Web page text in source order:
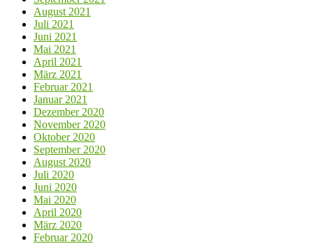
August 2021
Juli 2021
Juni 2021
Mai 2021
April 2021
März 2021
Februar 2021
Januar 2021
Dezember 2020
November 2020
Oktober 2020
September 2020
August 2020
Juli 2020
Juni 2020
Mai 2020
April 2020
März 2020
Februar 2020